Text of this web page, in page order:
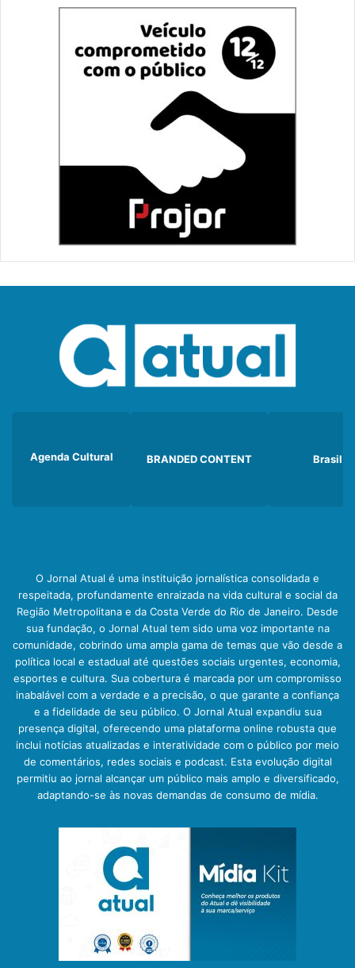
Agenda Cultural BRANDED CONTENT Brasil
O Jornal Atual é uma instituição jornalística consolidada e
respeitada, profundamente enraizada na vida cultural e social da
Região Metropolitana e da Costa Verde do Rio de Janeiro. Desde
sua fundação, o Jornal Atual tem sido uma voz importante na
comunidade, cobrindo uma ampla gama de temas que vão desde a
política local e estadual até questões sociais urgentes, economia,
esportes e cultura. Sua cobertura é marcada por um compromisso
inabalável com a verdade e a precisão, o que garante a confiança
e a fidelidade de seu público. O Jornal Atual expandiu sua
presença digital, oferecendo uma plataforma online robusta que
inclui notícias atualizadas e interatividade com o público por meio
de comentários, redes sociais e podcast. Esta evolução digital
permitiu ao jornal alcançar um público mais amplo e diversificado,
adaptando-se às novas demandas de consumo de mídia.